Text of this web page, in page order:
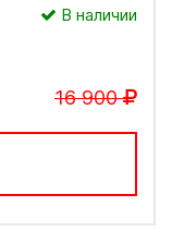
В наличии
16 900